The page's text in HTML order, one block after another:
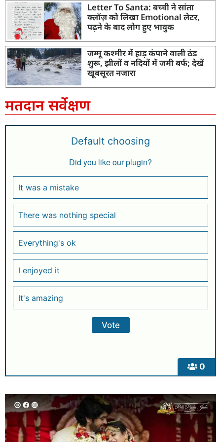
Letter To Santa: बच्ची ने सांता
क्लॉज़ को लिखा Emotional लेटर,
पढ़ने के बाद लोग हुए भावुक
जम्मू कश्मीर में हाड़ कंपाने वाली ठंड
शुरू, झीलों व नदियों में जमी बर्फ; देखें
खूबसूरत नजारा
मतदान सर्वेक्षण
0
Default choosing
Did you like our plugin?
It was a mistake
There was nothing special
Everything's ok
I enjoyed it
It's amazing